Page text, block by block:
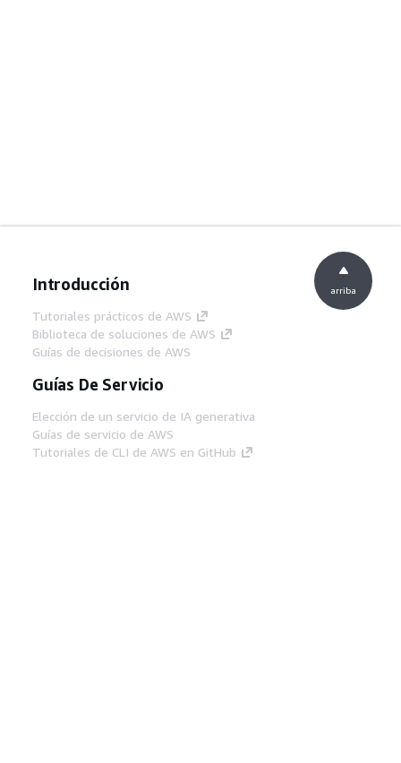
Introducción
Tutoriales prácticos de AWS
Biblioteca de soluciones de AWS
Guías de decisiones de AWS
Guías De Servicio
Elección de un servicio de IA generativa
Guías de servicio de AWS
Tutoriales de CLI de AWS en GitHub
arriba